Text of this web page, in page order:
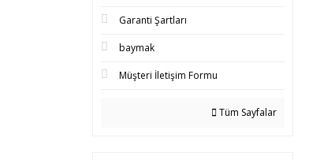
Garanti Şartları
baymak
Müşteri İletişim Formu
Tüm Sayfalar